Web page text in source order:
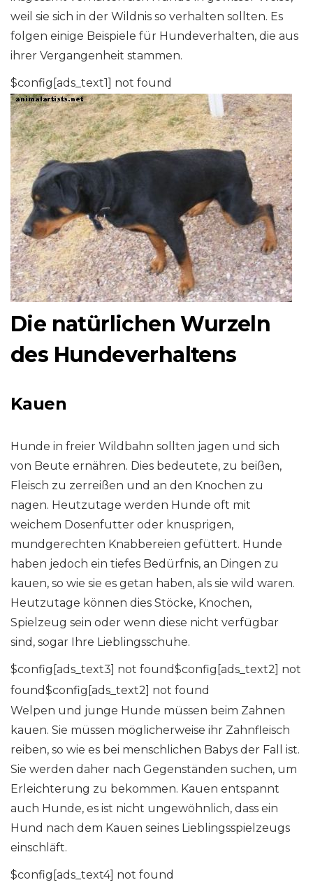
weil sie sich in der Wildnis so verhalten sollten. Es
folgen einige Beispiele für Hundeverhalten, die aus
ihrer Vergangenheit stammen.
$config[ads_text1] not found
Die natürlichen Wurzeln
des Hundeverhaltens
Kauen
Hunde in freier Wildbahn sollten jagen und sich
von Beute ernähren. Dies bedeutete, zu beißen,
Fleisch zu zerreißen und an den Knochen zu
nagen. Heutzutage werden Hunde oft mit
weichem Dosenfutter oder knusprigen,
mundgerechten Knabbereien gefüttert. Hunde
haben jedoch ein tiefes Bedürfnis, an Dingen zu
kauen, so wie sie es getan haben, als sie wild waren.
Heutzutage können dies Stöcke, Knochen,
Spielzeug sein oder wenn diese nicht verfügbar
sind, sogar Ihre Lieblingsschuhe.
$config[ads_text3] not found$config[ads_text2] not
found$config[ads_text2] not found
Welpen und junge Hunde müssen beim Zahnen
kauen. Sie müssen möglicherweise ihr Zahnfleisch
reiben, so wie es bei menschlichen Babys der Fall ist.
Sie werden daher nach Gegenständen suchen, um
Erleichterung zu bekommen. Kauen entspannt
auch Hunde, es ist nicht ungewöhnlich, dass ein
Hund nach dem Kauen seines Lieblingsspielzeugs
einschläft.
$config[ads_text4] not found